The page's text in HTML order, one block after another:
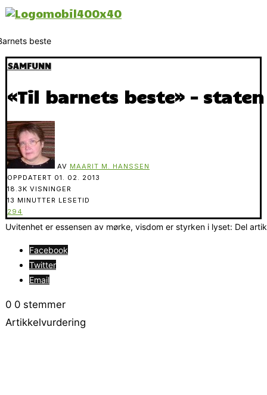
SAMFUNN
«Til barnets beste» –
AV MAARIT M. HANSSEN
OPPDATERT 01. 02. 2013
18.3K VISNINGER
13 MINUTTER LESETID
294
Uvitenhet er essensen av mørke, visdom er styrken i lyset: Del
Facebook
Twitter
Email
0 0 stemmer
Artikkelvurdering